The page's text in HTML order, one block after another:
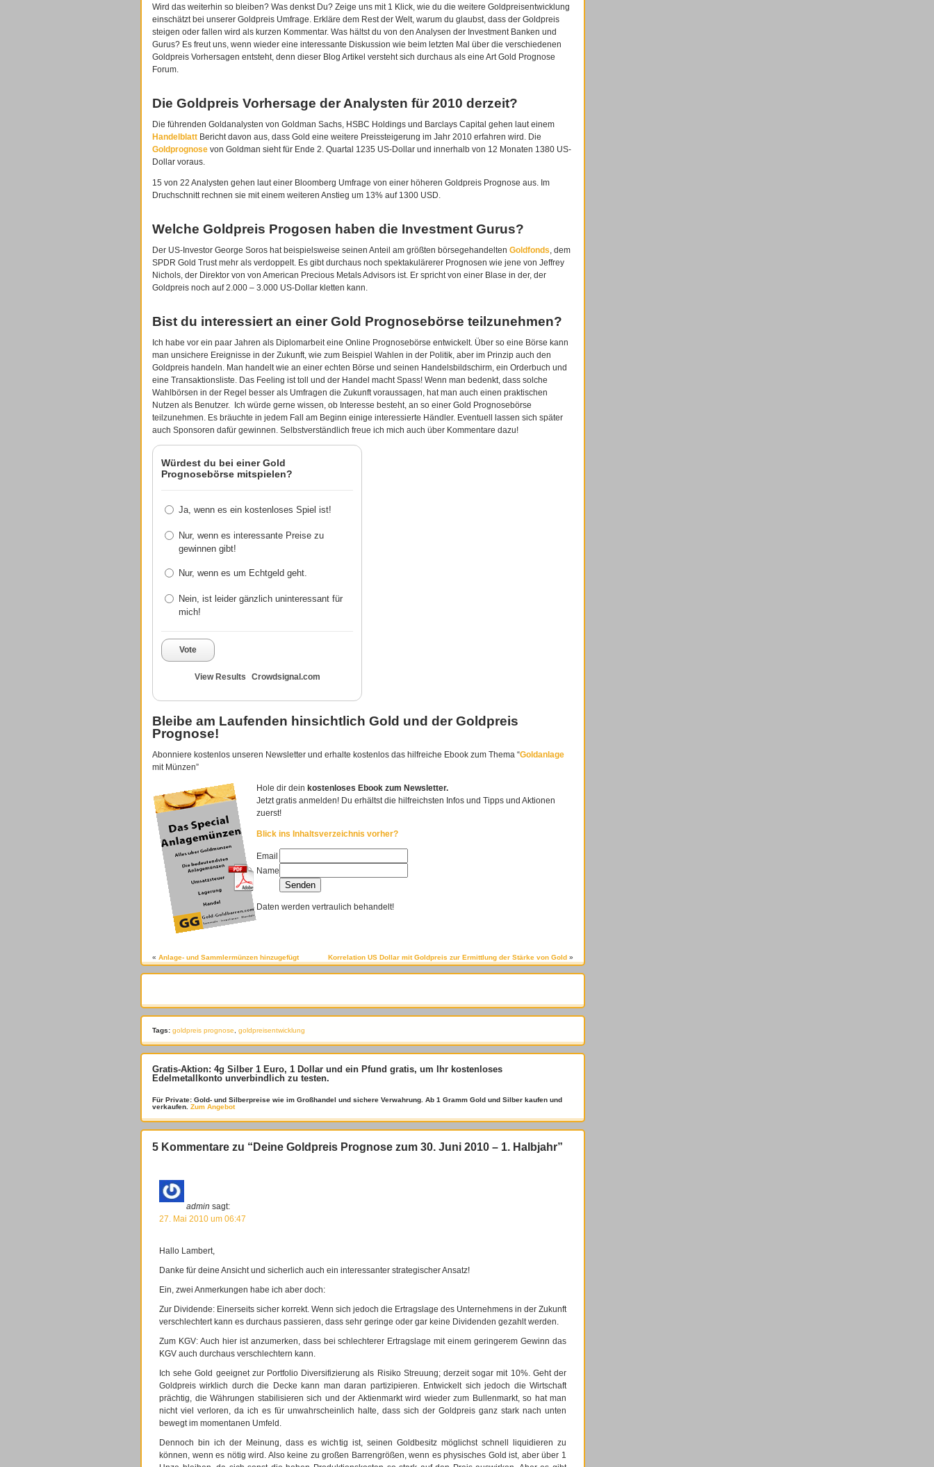
Wird das weiterhin so bleiben? Was denkst Du? Zeige uns mit 1 Klick, wie du die weitere Goldpreisentwicklung
einschätzt bei unserer Goldpreis Umfrage. Erkläre dem Rest der Welt, warum du glaubst, dass der Goldpreis
steigen oder fallen wird als kurzen Kommentar. Was hältst du von den Analysen der Investment Banken und
Gurus? Es freut uns, wenn wieder eine interessante Diskussion wie beim letzten Mal über die verschiedenen
Goldpreis Vorhersagen entsteht, denn dieser Blog Artikel versteht sich durchaus als eine Art Gold Prognose
Forum.
Die Goldpreis Vorhersage der Analysten für 2010 derzeit?
Die führenden Goldanalysten von Goldman Sachs, HSBC Holdings und Barclays Capital gehen laut einem
Handelblatt Bericht davon aus, dass Gold eine weitere Preissteigerung im Jahr 2010 erfahren wird. Die
Goldprognose von Goldman sieht für Ende 2. Quartal 1235 US-Dollar und innerhalb von 12 Monaten 1380 US-
Dollar voraus.
15 von 22 Analysten gehen laut einer Bloomberg Umfrage von einer höheren Goldpreis Prognose aus. Im
Druchschnitt rechnen sie mit einem weiteren Anstieg um 13% auf 1300 USD.
Welche Goldpreis Progosen haben die Investment Gurus?
Der US-Investor George Soros hat beispielsweise seinen Anteil am größten börsegehandelten Goldfonds, dem
SPDR Gold Trust mehr als verdoppelt. Es gibt durchaus noch spektakulärerer Prognosen wie jene von Jeffrey
Nichols, der Direktor von von American Precious Metals Advisors ist. Er spricht von einer Blase in der, der
Goldpreis noch auf 2.000 – 3.000 US-Dollar kletten kann.
Bist du interessiert an einer Gold Prognosebörse teilzunehmen?
Ich habe vor ein paar Jahren als Diplomarbeit eine Online Prognosebörse entwickelt. Über so eine Börse kann
man unsichere Ereignisse in der Zukunft, wie zum Beispiel Wahlen in der Politik, aber im Prinzip auch den
Goldpreis handeln. Man handelt wie an einer echten Börse und seinen Handelsbildschirm, ein Orderbuch und
eine Transaktionsliste. Das Feeling ist toll und der Handel macht Spass! Wenn man bedenkt, dass solche
Wahlbörsen in der Regel besser als Umfragen die Zukunft voraussagen, hat man auch einen praktischen
Nutzen als Benutzer. Ich würde gerne wissen, ob Interesse besteht, an so einer Gold Prognosebörse
teilzunehmen. Es bräuchte in jedem Fall am Beginn einige interessierte Händler. Eventuell lassen sich später
auch Sponsoren dafür gewinnen. Selbstverständlich freue ich mich auch über Kommentare dazu!
Würdest du bei einer Gold
Prognosebörse mitspielen?
Ja, wenn es ein kostenloses Spiel ist!
Nur, wenn es interessante Preise zu
gewinnen gibt!
Nur, wenn es um Echtgeld geht.
Nein, ist leider gänzlich uninteressant für
mich!
Vote
View Results Crowdsignal.com
Bleibe am Laufenden hinsichtlich Gold und der Goldpreis
Prognose!
Abonniere kostenlos unseren Newsletter und erhalte kostenlos das hilfreiche Ebook zum Thema “Goldanlage
mit Münzen”
Hole dir dein kostenloses Ebook zum Newsletter.
Jetzt gratis anmelden! Du erhältst die hilfreichsten Infos und Tipps und Aktionen
zuerst!
Blick ins Inhaltsverzeichnis vorher?
Email
Name
Daten werden vertraulich behandelt!
« Anlage- und Sammlermünzen hinzugefügt Korrelation US Dollar mit Goldpreis zur Ermittlung der Stärke von Gold »
Tags: goldpreis prognose goldpreisentwicklung
Gratis-Aktion: 4g Silber 1 Euro, 1 Dollar und ein Pfund gratis, um Ihr kostenloses
Edelmetallkonto unverbindlich zu testen.
Für Private: Gold- und Silberpreise wie im Großhandel und sichere Verwahrung. Ab 1 Gramm Gold und Silber kaufen und
verkaufen. Zum Angebot
5 Kommentare zu “Deine Goldpreis Prognose zum 30. Juni 2010 – 1. Halbjahr”
admin sagt:
27. Mai 2010 um 06:47
Hallo Lambert,
Danke für deine Ansicht und sicherlich auch ein interessanter strategischer Ansatz!
Ein, zwei Anmerkungen habe ich aber doch:
Zur Dividende: Einerseits sicher korrekt. Wenn sich jedoch die Ertragslage des Unternehmens in der Zukunft
verschlechtert kann es durchaus passieren, dass sehr geringe oder gar keine Dividenden gezahlt werden.
Zum KGV: Auch hier ist anzumerken, dass bei schlechterer Ertragslage mit einem geringerem Gewinn das
KGV auch durchaus verschlechtern kann.
Ich sehe Gold geeignet zur Portfolio Diversifizierung als Risiko Streuung; derzeit sogar mit 10%. Geht der
Goldpreis wirklich durch die Decke kann man daran partizipieren. Entwickelt sich jedoch die Wirtschaft
prächtig, die Währungen stabilisieren sich und der Aktienmarkt wird wieder zum Bullenmarkt, so hat man
nicht viel verloren, da ich es für unwahrscheinlich halte, dass sich der Goldpreis ganz stark nach unten
bewegt im momentanen Umfeld.
Dennoch bin ich der Meinung, dass es wichtig ist, seinen Goldbesitz möglichst schnell liquidieren zu
können, wenn es nötig wird. Also keine zu großen Barrengrößen, wenn es physisches Gold ist, aber über 1